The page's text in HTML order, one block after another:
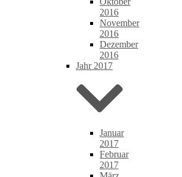
2016
November
2016
Dezember
2016
Jahr 2017
Januar
2017
Februar
2017